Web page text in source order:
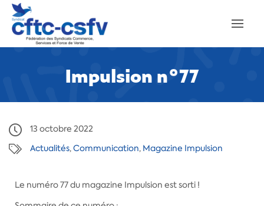
Impulsion n°77
13 octobre 2022
Actualités,Communication, Magazine Impulsion
Le numéro 77 du magazine Impulsion est sorti !